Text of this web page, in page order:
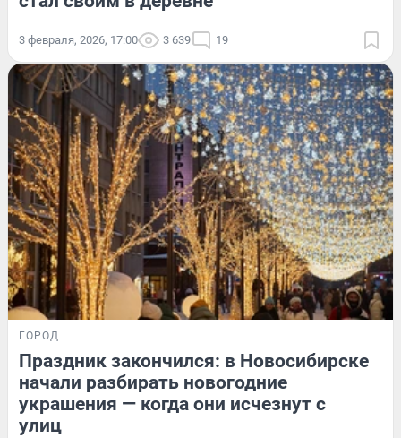
3 февраля, 2026, 17:00 3 639 19
ГОРОД
Праздник закончился: в Новосибирске
начали разбирать новогодние
украшения — когда они исчезнут с
улиц